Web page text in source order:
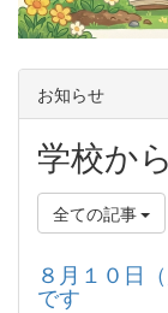
お知らせ
学校か
全ての記事
８月１０日
です